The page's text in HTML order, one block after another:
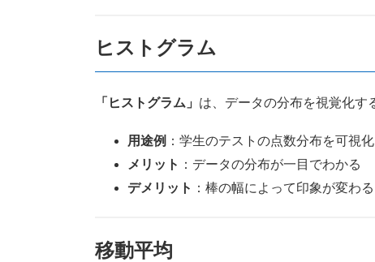
ヒストグラム
「ヒストグラム」 は、データの分布を視覚化す
用途例 ：学生のテストの点数分布を可視化
メリット ：データの分布が一目でわかる
デメリット ：棒の幅によって印象が変わる
移動平均